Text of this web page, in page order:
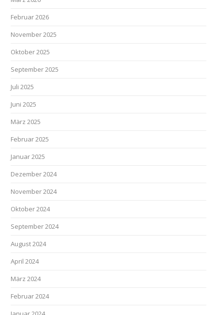
Februar 2026
November 2025
Oktober 2025
September 2025
Juli 2025
Juni 2025
März 2025
Februar 2025
Januar 2025
Dezember 2024
November 2024
Oktober 2024
September 2024
August 2024
April 2024
März 2024
Februar 2024